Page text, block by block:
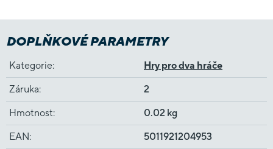
DOPLŇKOVÉ PARAMETRY
Kategorie: Hry pro dva hráče
Záruka: 2
Hmotnost: 0.02 kg
EAN: 5011921204953